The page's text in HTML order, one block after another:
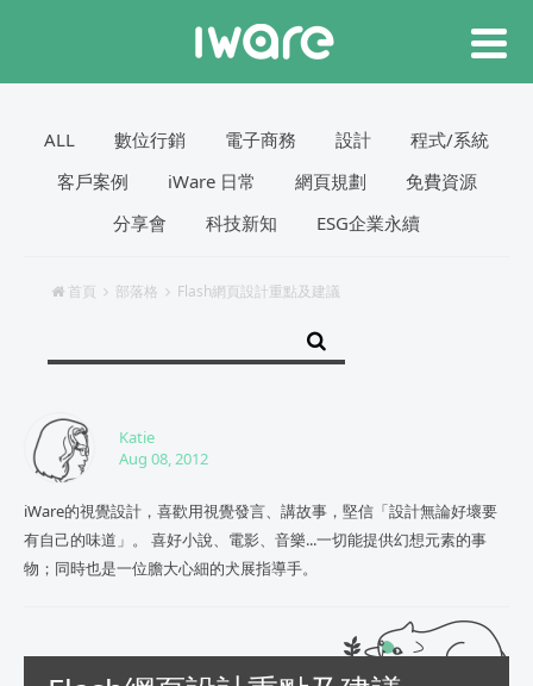
ALL 數位行銷 電子商務 設計
程式/系統
客戶案例
iWare 日常 網頁規劃
免費資源
分享會
科技新知 ESG企業永續
首頁 部落格 Flash網頁設計重點及建議
Katie
Aug 08, 2012
iWare的視覺設計，喜歡用視覺發言、講故事，堅信「設計無論好壞要
有自己的味道」。 喜好小說、電影、音樂...一切能提供幻想元素的事
物；同時也是一位膽大心細的犬展指導手。